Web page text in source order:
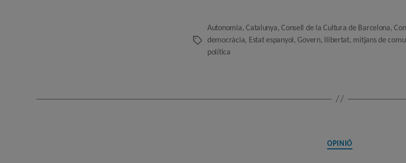
Etiquetes
Autonomia,Catalunya,Consell de la Cultura de Barcelona,
democràcia, Estat espanyol ,Govern, llibertat, mitjans de
política
Categories
OPINIÓ